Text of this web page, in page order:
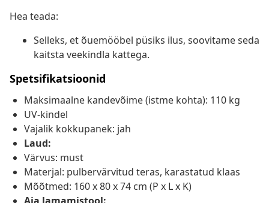
Hea teada:
Selleks, et õuemööbel püsiks ilus, soovitame seda
kaitsta veekindla kattega.
Spetsifikatsioonid
Maksimaalne kandevõime (istme kohta): 110 kg
UV-kindel
Vajalik kokkupanek: jah
Laud:
Värvus: must
Materjal: pulbervärvitud teras, karastatud klaas
Mõõtmed: 160 x 80 x 74 cm (P x L x K)